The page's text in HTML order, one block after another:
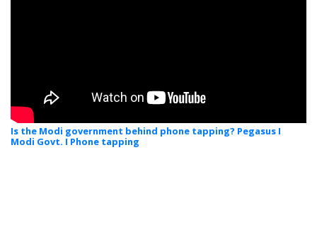
Is the Modi government behind phone tapping? Pegasus I
Modi Govt. I Phone tapping